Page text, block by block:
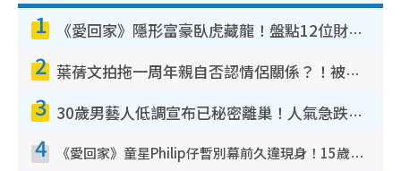
1 《愛回家》隱形富豪臥虎藏龍！盤點12位財氣逼人的有錢藝人：呢位靚女3億身家唔憂做
2 葉蒨文拍拖一周年親自否認情侶關係？！被質疑感情造假竟稱GM「普通同事」
3 30歲男藝人低調宣布已秘密離巢！人氣急跌變失蹤人口︰「這幾年過得並不容易」
4 《愛回家》童星Philip仔暫別幕前久違現身！15歲近況暴風長高蛻變帥氣少男